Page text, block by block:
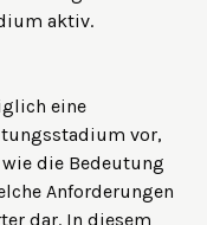
aktiv.
eine
vor,
die Bedeutung
Anforderungen
dar. In diesem